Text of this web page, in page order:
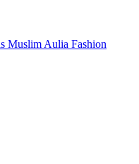
Muslim Aulia Fashion